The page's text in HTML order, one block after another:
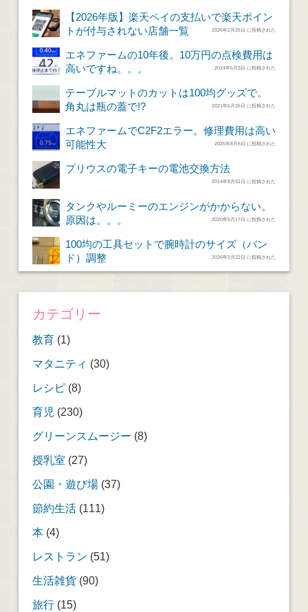
【2026年版】楽天ペイの支払いで楽天ポイン
トが付与されない店舗一覧
2026年2月25日 に投稿された
エネファームの10年後。10万円の点検費用は
高いですね。。。
2024年6月3日 に投稿された
テーブルマットのカットは100均グッズで。
角丸は瓶の蓋で!?
2021年6月26日 に投稿された
エネファームでC2F2エラー。修理費用は高い
可能性大
2025年8月6日 に投稿された
プリウスの電子キーの電池交換方法
2014年8月31日 に投稿された
タンクやルーミーのエンジンがかからない。
原因は。。。
2020年5月17日 に投稿された
100均の工具セットで腕時計のサイズ（バン
ド）調整
2026年2月22日 に投稿された
カテゴリー
教育(1)
マタニティ (30)
レシピ(8)
育児 (230)
グリーンスムージー (8)
授乳室 (27)
公園・遊び場(37)
節約生活(111)
本(4)
レストラン (51)
生活雑貨(90)
旅行(15)